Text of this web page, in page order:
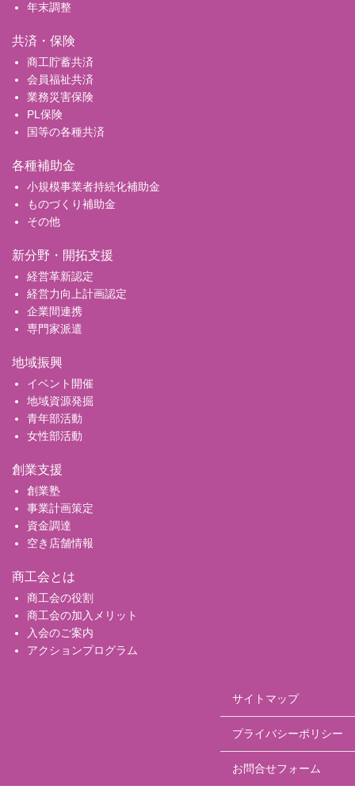
年末調整
共済・保険
商工貯蓄共済
会員福祉共済
業務災害保険
PL保険
国等の各種共済
各種補助金
小規模事業者持続化補助金
ものづくり補助金
その他
新分野・開拓支援
経営革新認定
経営力向上計画認定
企業間連携
専門家派遣
地域振興
イベント開催
地域資源発掘
青年部活動
女性部活動
創業支援
創業塾
事業計画策定
資金調達
空き店舗情報
商工会とは
商工会の役割
商工会の加入メリット
入会のご案内
アクションプログラム
サイトマップ
プライバシーポリシー
お問合せフォーム